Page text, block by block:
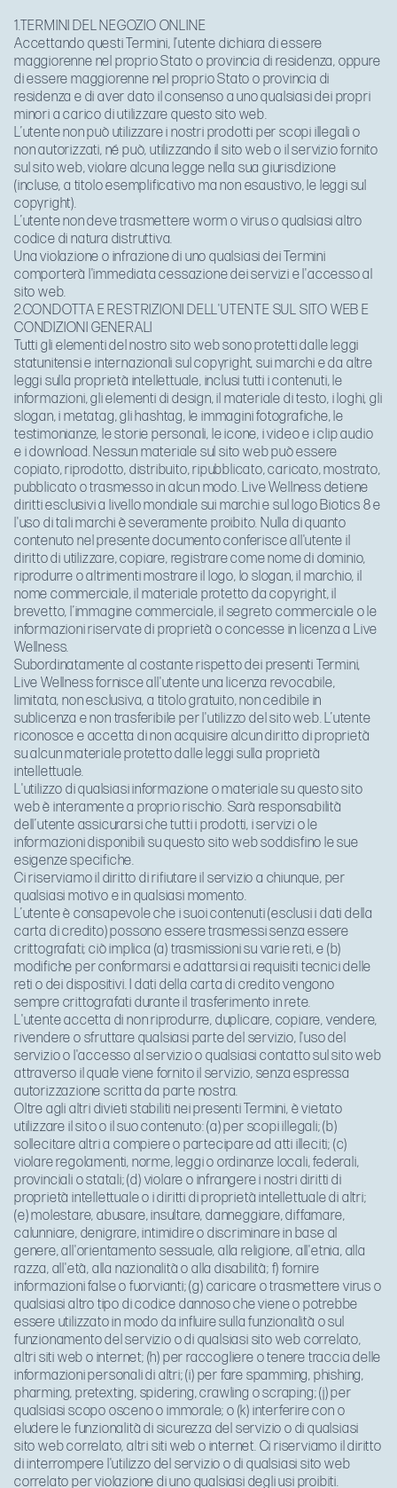
1.TERMINI DEL NEGOZIO ONLINE
Accettando questi Termini, l’utente dichiara di essere
maggiorenne nel proprio Stato o provincia di residenza, oppure
di essere maggiorenne nel proprio Stato o provincia di
residenza e di aver dato il consenso a uno qualsiasi dei propri
minori a carico di utilizzare questo sito web.
L’utente non può utilizzare i nostri prodotti per scopi illegali o
non autorizzati, né può, utilizzando il sito web o il servizio fornito
sul sito web, violare alcuna legge nella sua giurisdizione
(incluse, a titolo esemplificativo ma non esaustivo, le leggi sul
copyright).
L’utente non deve trasmettere worm o virus o qualsiasi altro
codice di natura distruttiva.
Una violazione o infrazione di uno qualsiasi dei Termini
comporterà l'immediata cessazione dei servizi e l'accesso al
sito web.
2.CONDOTTA E RESTRIZIONI DELL'UTENTE SUL SITO WEB E
CONDIZIONI GENERALI
Tutti gli elementi del nostro sito web sono protetti dalle leggi
statunitensi e internazionali sul copyright, sui marchi e da altre
leggi sulla proprietà intellettuale, inclusi tutti i contenuti, le
informazioni, gli elementi di design, il materiale di testo, i loghi, gli
slogan, i metatag, gli hashtag, le immagini fotografiche, le
testimonianze, le storie personali, le icone, i video e i clip audio
e i download. Nessun materiale sul sito web può essere
copiato, riprodotto, distribuito, ripubblicato, caricato, mostrato,
pubblicato o trasmesso in alcun modo. Live Wellness detiene
diritti esclusivi a livello mondiale sui marchi e sul logo Biotics 8 e
l'uso di tali marchi è severamente proibito. Nulla di quanto
contenuto nel presente documento conferisce all'utente il
diritto di utilizzare, copiare, registrare come nome di dominio,
riprodurre o altrimenti mostrare il logo, lo slogan, il marchio, il
nome commerciale, il materiale protetto da copyright, il
brevetto, l’immagine commerciale, il segreto commerciale o le
informazioni riservate di proprietà o concesse in licenza a Live
Wellness.
Subordinatamente al costante rispetto dei presenti Termini,
Live Wellness fornisce all'utente una licenza revocabile,
limitata, non esclusiva, a titolo gratuito, non cedibile in
sublicenza e non trasferibile per l'utilizzo del sito web. L’utente
riconosce e accetta di non acquisire alcun diritto di proprietà
su alcun materiale protetto dalle leggi sulla proprietà
intellettuale.
L'utilizzo di qualsiasi informazione o materiale su questo sito
web è interamente a proprio rischio. Sarà responsabilità
dell’utente assicurarsi che tutti i prodotti, i servizi o le
informazioni disponibili su questo sito web soddisfino le sue
esigenze specifiche.
Ci riserviamo il diritto di rifiutare il servizio a chiunque, per
qualsiasi motivo e in qualsiasi momento.
L’utente è consapevole che i suoi contenuti (esclusi i dati della
carta di credito) possono essere trasmessi senza essere
crittografati; ciò implica (a) trasmissioni su varie reti, e (b)
modifiche per conformarsi e adattarsi ai requisiti tecnici delle
reti o dei dispositivi. I dati della carta di credito vengono
sempre crittografati durante il trasferimento in rete.
L'utente accetta di non riprodurre, duplicare, copiare, vendere,
rivendere o sfruttare qualsiasi parte del servizio, l'uso del
servizio o l'accesso al servizio o qualsiasi contatto sul sito web
attraverso il quale viene fornito il servizio, senza espressa
autorizzazione scritta da parte nostra.
Oltre agli altri divieti stabiliti nei presenti Termini, è vietato
utilizzare il sito o il suo contenuto: (a) per scopi illegali; (b)
sollecitare altri a compiere o partecipare ad atti illeciti; (c)
violare regolamenti, norme, leggi o ordinanze locali, federali,
provinciali o statali; (d) violare o infrangere i nostri diritti di
proprietà intellettuale o i diritti di proprietà intellettuale di altri;
(e) molestare, abusare, insultare, danneggiare, diffamare,
calunniare, denigrare, intimidire o discriminare in base al
genere, all'orientamento sessuale, alla religione, all'etnia, alla
razza, all'età, alla nazionalità o alla disabilità; f) fornire
informazioni false o fuorvianti; (g) caricare o trasmettere virus o
qualsiasi altro tipo di codice dannoso che viene o potrebbe
essere utilizzato in modo da influire sulla funzionalità o sul
funzionamento del servizio o di qualsiasi sito web correlato,
altri siti web o internet; (h) per raccogliere o tenere traccia delle
informazioni personali di altri; (i) per fare spamming, phishing,
pharming, pretexting, spidering, crawling o scraping; (j) per
qualsiasi scopo osceno o immorale; o (k) interferire con o
eludere le funzionalità di sicurezza del servizio o di qualsiasi
sito web correlato, altri siti web o internet. Ci riserviamo il diritto
di interrompere l'utilizzo del servizio o di qualsiasi sito web
correlato per violazione di uno qualsiasi degli usi proibiti.